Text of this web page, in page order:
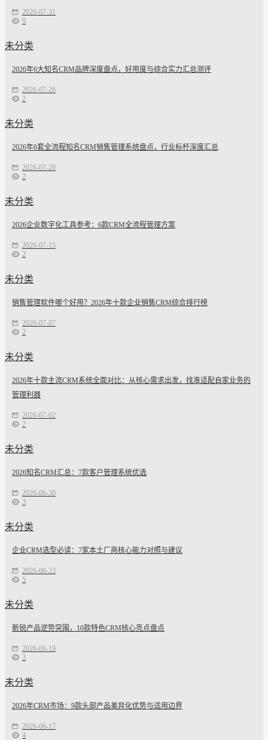
2026-07-31
9
未分类
2026年6大知名CRM品牌深度盘点，好用度与综合实力汇总测评
2026-07-26
2
未分类
2026年6套全流程知名CRM销售管理系统盘点，行业标杆深度汇总
2026-07-20
2
未分类
2026企业数字化工具参考：6款CRM全流程管理方案
2026-07-15
2
未分类
销售管理软件哪个好用？2026年十款企业销售CRM综合排行榜
2026-07-07
2
未分类
2026年十款主流CRM系统全面对比：从核心需求出发，找准适配自家业务的
管理利器
2026-07-02
2
未分类
2026知名CRM汇总：7款客户管理系统优选
2026-06-30
3
未分类
企业CRM选型必读：7家本土厂商核心能力对照与建议
2026-06-23
5
未分类
新锐产品逆势突围，10款特色CRM核心亮点盘点
2026-06-19
3
未分类
2026年CRM市场：9款头部产品差异化优势与适用边界
2026-06-17
4